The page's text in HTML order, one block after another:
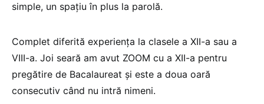
simple, un spațiu în plus la parolă.
Complet diferită experiența la clasele a XII-a sau a
VIII-a. Joi seară am avut ZOOM cu a XII-a pentru
pregătire de Bacalaureat și este a doua oară
consecutiv când nu intră nimeni.